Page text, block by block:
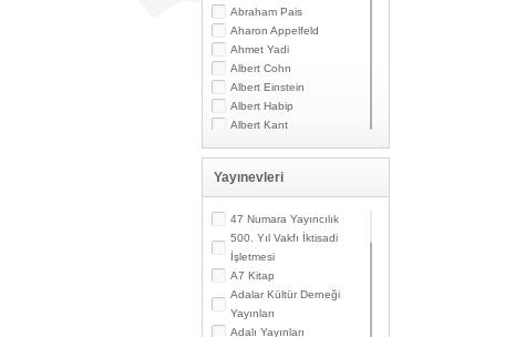
Abraham Pais
Aharon Appelfeld
Ahmet Yadi
Albert Cohn
Albert Einstein
Albert Habip
Albert Kant
Albert Özsarfati
Alberto Modiano
Alessandro Marzo
Magno
Alexandre Toumarkine
Ali Güler
Alpaslan Pata
Alpay Kabacalı
Alper K. Ateş
Altan Öymen
Yayınevleri
47 Numara Yayıncılık
500. Yıl Vakfı İktisadi
İşletmesi
A7 Kitap
Adalar Kültür Derneği
Yayınları
Adalı Yayınları